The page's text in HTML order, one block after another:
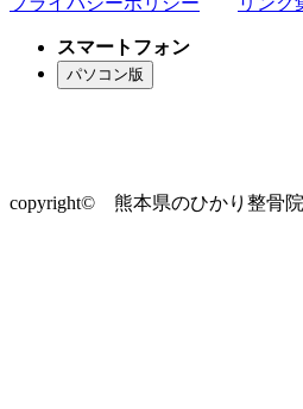
スマートフォン
copyright© 熊本県のひかり整骨院.